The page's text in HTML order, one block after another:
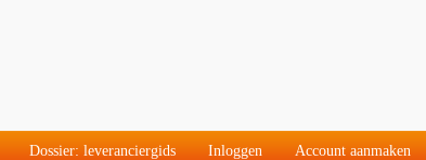
Dossier: leveranciergids Inloggen Account aanmaken